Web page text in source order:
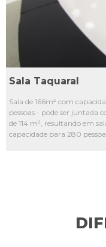
Sala Taquaral
Sala de 166m² com
pessoas - pode ser juntada
de 114 m², resultando em
capacidade para 280